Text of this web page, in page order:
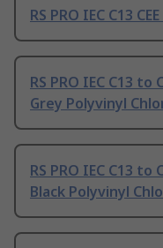
RS PRO IEC C13
RS PRO IEC C13 to
Grey Polyvinyl
RS PRO IEC C13 to
Black Polyvinyl